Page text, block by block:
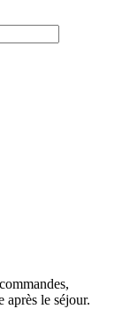
après le séjour.